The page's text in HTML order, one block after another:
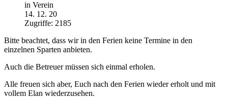
in Verein
14. 12. 20
Zugriffe: 2185
Bitte beachtet, dass wir in den Ferien keine Termine in den
einzelnen Sparten anbieten.
Auch die Betreuer müssen sich einmal erholen.
Alle freuen sich aber, Euch nach den Ferien wieder erholt und mit
vollem Elan wiederzusehen.